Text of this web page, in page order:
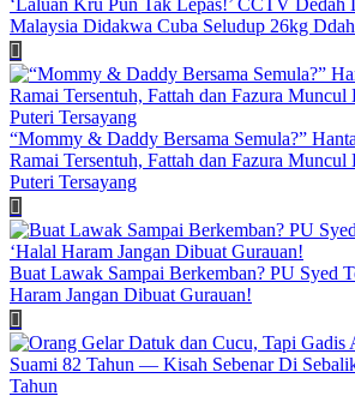
‘Laluan Kru Pun Tak Lepas!’ CCTV Dedah
Malaysia Didakwa Cuba Seludup 26kg
“Mommy & Daddy Bersama Semula?”
Ramai Tersentuh, Fattah dan Fazura
Puteri Tersayang
Buat Lawak Sampai Berkemban? PU Syed
Haram Jangan Dibuat Gurauan!